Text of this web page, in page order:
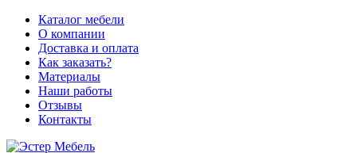
Каталог мебели
О компании
Доставка и оплата
Как заказать?
Материалы
Наши работы
Отзывы
Контакты